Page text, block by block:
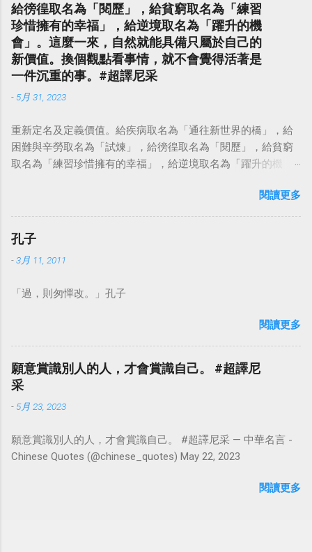
給徬徨取名為「閱歷」，給貧窮取名為「練習
珍惜擁有的幸福」，給逆境取名為「躍升的機
會」。這麼一來，自然就能具備只屬於自己的
新價值。換個觀點看事情，就不會覺得活著是
一件沉重的事。#超譯尼采
- 5月 31, 2023
重新定名及定義價值。給疾病取名為「通往新世界的橋」，給
困難與辛勞取名為「試煉」，給徬徨取名為「閱歷」，給貧窮
取名為「練習珍惜擁有的幸福」，給逆境取名為「躍升的機
點看事情，就不會覺得活著是一件沉重的事。#超譯尼采 — 中
華名言 - Chinese Quotes (@chinese_quotes) May 23, 2023
閱讀更多
孔子
-3月 11, 2011
「過，則匆憚改。」孔子
閱讀更多
願意賞識別人的人，才會賞識自己。 #超譯尼
采
- 5月 23, 2023
願意賞識別人的人，才會賞識自己。 #超譯尼采 — 中華名言 -
Chinese Quotes (@chinese_quotes) May 22, 2023
閱讀更多